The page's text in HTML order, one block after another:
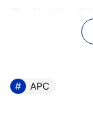
技术产品少有
1000是APC推
APC